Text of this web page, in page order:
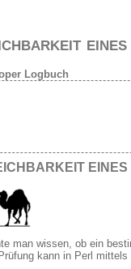
Logbuch
man wissen, ob ein
kann in Perl